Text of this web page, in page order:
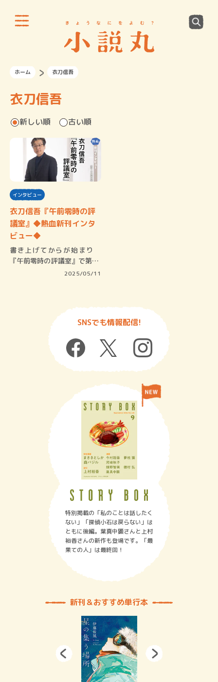
ホーム 衣刀信吾
衣刀信吾
新しい順 古い順
インタビュー
衣刀信吾『午前零時の評
議室』◆熱血新刊インタ
ビュー◆
書き上げてからが始まり
『午前零時の評議室』で第28
2025/05/11
SNSでも情報配信!
特別掲載の「私のことは話したく
ない」「探偵小石は戻らない」は
ともに後編。葉真中顕さんと上村
裕香さんの新作も登場です。「最
果ての人」は最終回！
新刊＆おすすめ単行本